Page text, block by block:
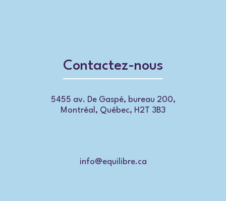
Contactez-nous
5455 av. De Gaspé, bureau 200,
Montréal, Québec, H2T 3B3
info@equilibre.ca